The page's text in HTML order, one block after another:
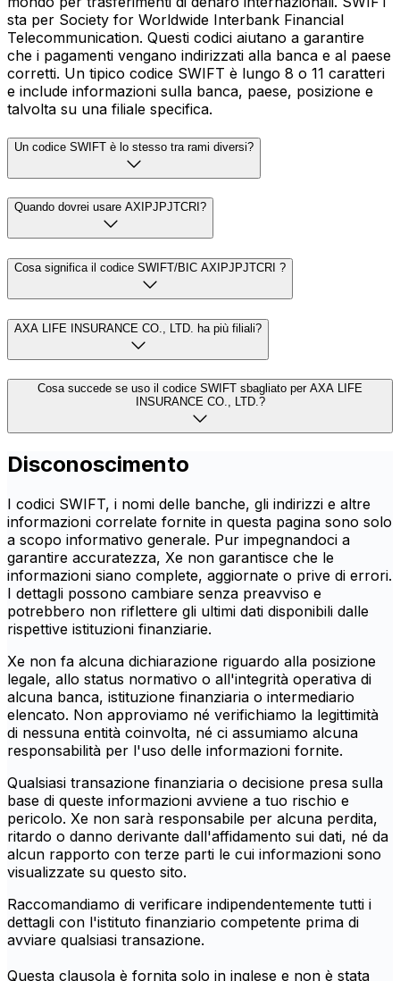
sta per Society for Worldwide Interbank Financial
Telecommunication. Questi codici aiutano a garantire
che i pagamenti vengano indirizzati alla banca e al paese
corretti. Un tipico codice SWIFT è lungo 8 o 11 caratteri
e include informazioni sulla banca, paese, posizione e
talvolta su una filiale specifica.
Un codice SWIFT è lo stesso tra rami diversi?
Quando dovrei usare AXIPJPJTCRI?
Cosa significa il codice SWIFT/BIC AXIPJPJTCRI ?
AXA LIFE INSURANCE CO., LTD. ha più filiali?
Cosa succede se uso il codice SWIFT sbagliato per AXA LIFE
INSURANCE CO., LTD.?
Disconoscimento
I codici SWIFT, i nomi delle banche, gli indirizzi e altre
informazioni correlate fornite in questa pagina sono solo
a scopo informativo generale. Pur impegnandoci a
garantire accuratezza, Xe non garantisce che le
informazioni siano complete, aggiornate o prive di errori.
I dettagli possono cambiare senza preavviso e
potrebbero non riflettere gli ultimi dati disponibili dalle
rispettive istituzioni finanziarie.
Xe non fa alcuna dichiarazione riguardo alla posizione
legale, allo status normativo o all'integrità operativa di
alcuna banca, istituzione finanziaria o intermediario
elencato. Non approviamo né verifichiamo la legittimità
di nessuna entità coinvolta, né ci assumiamo alcuna
responsabilità per l'uso delle informazioni fornite.
Qualsiasi transazione finanziaria o decisione presa sulla
base di queste informazioni avviene a tuo rischio e
pericolo. Xe non sarà responsabile per alcuna perdita,
ritardo o danno derivante dall'affidamento sui dati, né da
alcun rapporto con terze parti le cui informazioni sono
visualizzate su questo sito.
Raccomandiamo di verificare indipendentemente tutti i
dettagli con l'istituto finanziario competente prima di
avviare qualsiasi transazione.
Questa clausola è fornita solo in inglese e non è stata